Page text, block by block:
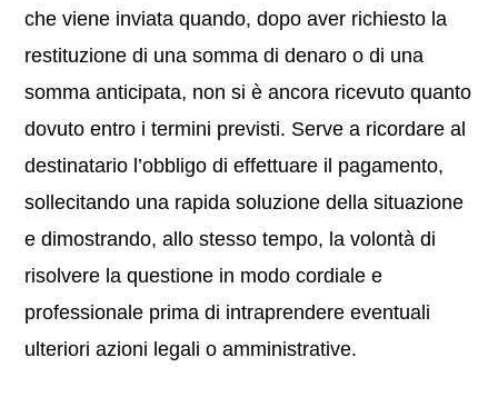
che viene inviata quando, dopo aver richiesto la
restituzione di una somma di denaro o di una
somma anticipata, non si è ancora ricevuto quanto
dovuto entro i termini previsti. Serve a ricordare al
destinatario l’obbligo di effettuare il pagamento,
sollecitando una rapida soluzione della situazione
e dimostrando, allo stesso tempo, la volontà di
risolvere la questione in modo cordiale e
professionale prima di intraprendere eventuali
ulteriori azioni legali o amministrative.